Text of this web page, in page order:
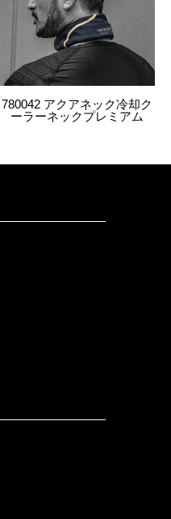
822.D・オリーブグリーン
780042 アクアネック冷却ク
ーラーネックプレミアム